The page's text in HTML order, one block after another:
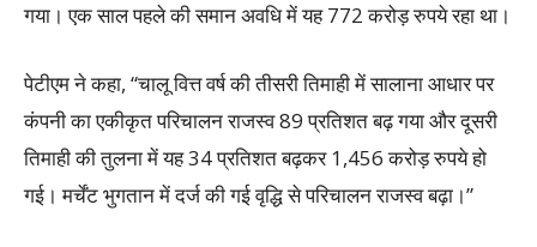
गया। एक साल पहले की समान अवधि में यह 772 करोड़ रुपये रहा था।
पेटीएम ने कहा, “चालू वित्त वर्ष की तीसरी तिमाही में सालाना आधार पर
कंपनी का एकीकृत परिचालन राजस्व 89 प्रतिशत बढ़ गया और दूसरी
तिमाही की तुलना में यह 34 प्रतिशत बढ़कर 1,456 करोड़ रुपये हो
गई। मर्चेंट भुगतान में दर्ज की गई वृद्धि से परिचालन राजस्व बढ़ा।”